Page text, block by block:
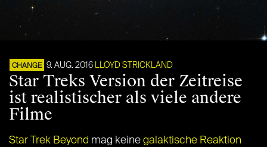
CHANGE 9. AUG. 2016 LLOYD STRICKLAND
Star Treks Version der Zeitreise
ist realistischer als viele andere
Filme
Star Trek Beyond mag keine galaktische Reaktion